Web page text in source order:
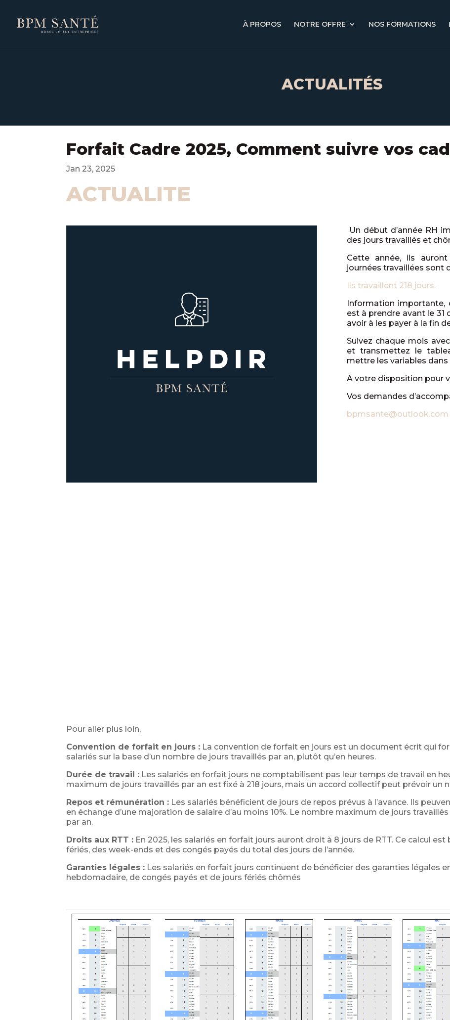
À PROPOS NOTRE OFFRE NOS FORMATIONS
ACTUALITÉS
Forfait Cadre 2025, Comment suivre vos
Jan 23, 2025
ACTUALITE
Un début d’année RH
des jours travaillés et
Cette année, ils auront
journées travaillées sont
Ils travaillent 218 jours.
Information importante,
est à prendre avant le 31
avoir à les payer à la fin
Suivez chaque mois
et transmettez le
mettre les variables dans
A votre disposition pour
Vos demandes
bpmsante@outlook.com
Pour aller plus loin,
Convention de forfait en jours : La convention de forfait en jours est un document écrit qui
salariés sur la base d’un nombre de jours travaillés par an, plutôt qu’en heures.
Durée de travail : Les salariés en forfait jours ne comptabilisent pas leur temps de travail en
maximum de jours travaillés par an est fixé à 218 jours, mais un accord collectif peut prévoir un
Repos et rémunération : Les salariés bénéficient de jours de repos prévus à l’avance. Ils
en échange d’une majoration de salaire d’au moins 10%. Le nombre maximum de jours
par an.
Droits aux RTT : En 2025, les salariés en forfait jours auront droit à 8 jours de RTT. Ce calcul
fériés, des week-ends et des congés payés du total des jours de l’année.
Garanties légales : Les salariés en forfait jours continuent de bénéficier des garanties légales
hebdomadaire, de congés payés et de jours fériés chômés